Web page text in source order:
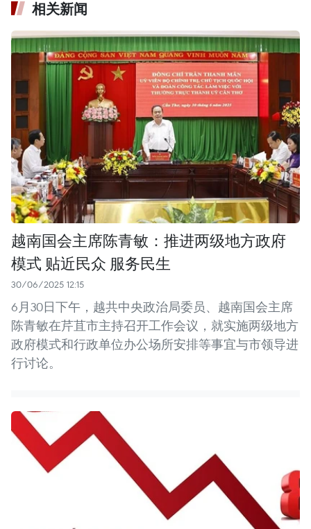
相关新闻
越南国会主席陈青敏：推进两级地方政府
模式 贴近民众 服务民生
30/06/2025 12:15
6月30日下午，越共中央政治局委员、越南国会主席
陈青敏在芹苴市主持召开工作会议，就实施两级地方
政府模式和行政单位办公场所安排等事宜与市领导进
行讨论。